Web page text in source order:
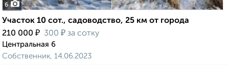
6
Участок 10 сот., садоводство, 25 км от города
210 000 ₽ 300 ₽ за сотку
Центральная 6
Собственник, 14.06.2023